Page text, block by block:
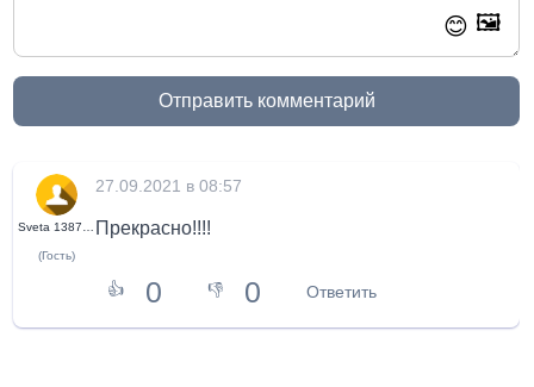
😊 🖼️
Отправить комментарий
(Гость)
27.09.2021 в 08:57
Прекрасно!!!!
👍 0 👎 0 Ответить